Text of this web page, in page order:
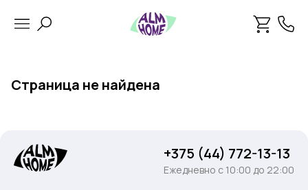
Страница не найдена
+375 (44) 772-13-13
Ежедневно c 10:00 до 22:00